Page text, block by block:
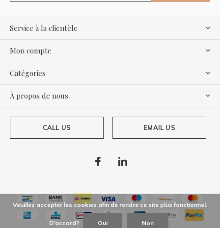
Service à la clientèle
Mon compte
Catégories
À propos de nous
CALL US EMAIL US
Veuillez accepter les cookies afin de rendre ce site plus fonctionnel.
D'accord? Oui Non